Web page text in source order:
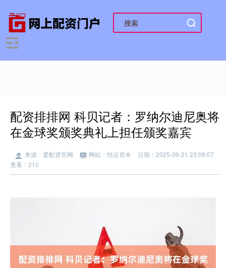
配资排排网 科贝记者：罗纳尔迪尼奥将
在金球奖颁奖典礼上担任颁奖嘉宾
来源：爱配资官网 网站：恒运资本
日期：2025-09-21 23:08:07
查看：210